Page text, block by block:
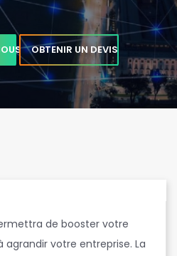
OBTENIR UN DEVIS
de booster votre
votre entreprise. La